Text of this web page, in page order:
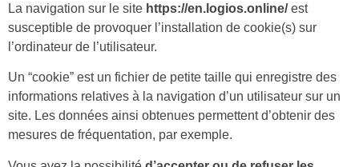
La navigation sur le site https://en.logios.online/est
susceptible de provoquer l’installation de cookie(s) sur
l’ordinateur de l’utilisateur.
Un “cookie” est un fichier de petite taille qui enregistre des
informations relatives à la navigation d’un utilisateur sur un
site. Les données ainsi obtenues permettent d’obtenir des
mesures de fréquentation, par exemple.